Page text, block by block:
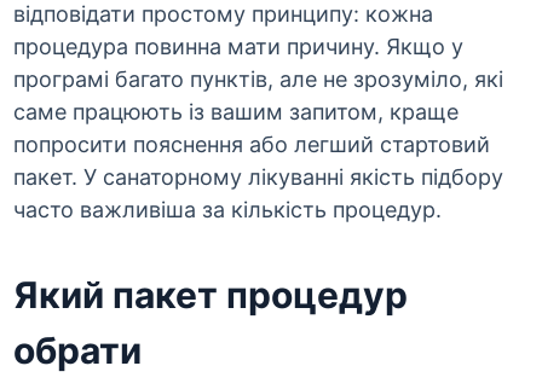
відповідати простому принципу: кожна
процедура повинна мати причину. Якщо у
програмі багато пунктів, але не зрозуміло, які
саме працюють із вашим запитом, краще
попросити пояснення або легший стартовий
пакет. У санаторному лікуванні якість підбору
часто важливіша за кількість процедур.
Який пакет процедур
обрати